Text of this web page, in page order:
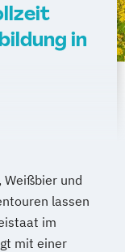
in
Weißbier und
lassen
im
mit einer